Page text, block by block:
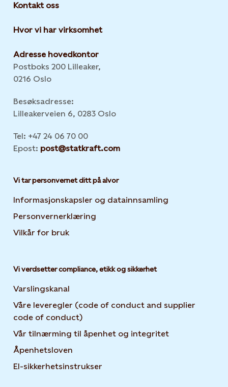
Kontakt oss
Hvor vi har virksomhet
Adresse hovedkontor
Postboks 200 Lilleaker,
0216 Oslo
Besøksadresse:
Lilleakerveien 6, 0283 Oslo
Tel: +47 24 06 70 00
Epost: post@statkraft.com
Vi tar personvernet ditt på alvor
Informasjonskapsler og datainnsamling
Personvernerklæring
Vilkår for bruk
Vi verdsetter compliance, etikk og sikkerhet
Varslingskanal
Våre leveregler (code of conduct and supplier
code of conduct)
Vår tilnærming til åpenhet og integritet
Åpenhetsloven
El-sikkerhetsinstrukser